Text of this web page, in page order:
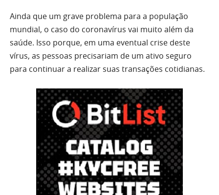
Ainda que um grave problema para a população
mundial, o caso do coronavírus vai muito além da
saúde. Isso porque, em uma eventual crise deste
vírus, as pessoas precisariam de um ativo seguro
para continuar a realizar suas transações cotidianas.